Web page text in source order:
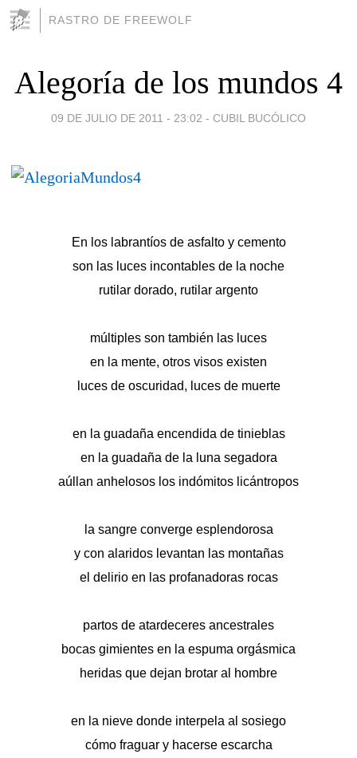
RASTRO DE FREEWOLF
Alegoría de los mundos 4
09 DE JULIO DE 2011 - 23:02 - CUBIL BUCÓLICO
En los labrantíos de asfalto y cemento
son las luces incontables de la noche
rutilar dorado, rutilar argento
múltiples son también las luces
en la mente, otros visos existen
luces de oscuridad, luces de muerte
en la guadaña encendida de tinieblas
en la guadaña de la luna segadora
aúllan anhelosos los indómitos licántropos
la sangre converge esplendorosa
y con alaridos levantan las montañas
el delirio en las profanadoras rocas
partos de atardeceres ancestrales
bocas gimientes en la espuma orgásmica
heridas que dejan brotar al hombre
en la nieve donde interpela al sosiego
cómo fraguar y hacerse escarcha